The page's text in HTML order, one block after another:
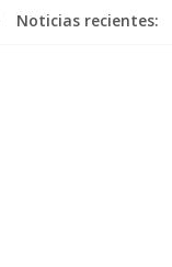
Noticias recientes: